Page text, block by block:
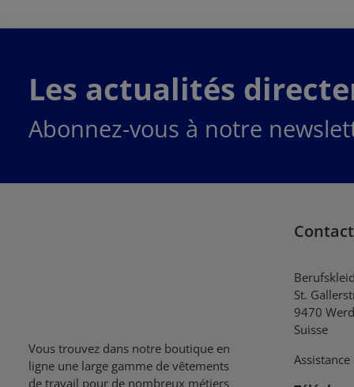
Les actualités
Abonnez-vous à notre
Vous trouvez dans notre boutique en
ligne une large gamme de vêtements
de travail pour de nombreux métiers
Contact
St.
9470
Suisse